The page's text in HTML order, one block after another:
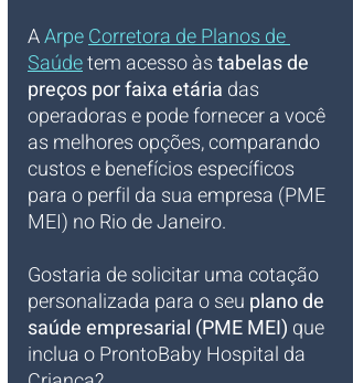
A Arpe Corretora de Planos de
Saúde tem acesso às tabelas de
preços por faixa etária das
operadoras e pode fornecer a você
as melhores opções, comparando
custos e benefícios específicos
para o perfil da sua empresa (PME
MEI) no Rio de Janeiro.
Gostaria de solicitar uma cotação
personalizada para o seu plano de
saúde empresarial (PME MEI) que
inclua o ProntoBaby Hospital da